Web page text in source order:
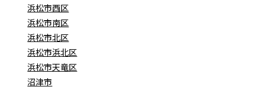
浜松市西区
浜松市南区
浜松市北区
浜松市浜北区
浜松市天竜区
沼津市